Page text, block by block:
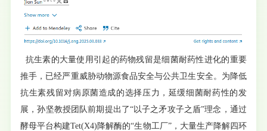
抗生素的大量使用引起的药物残留是细菌耐药性进化的重要
推手，已经严重威胁动物源食品安全与公共卫生安全。为降低
抗生素残留对病原菌造成的选择压力，延缓细菌耐药性的发
展，孙坚教授团队前期提出了“以子之矛攻子之盾”理念，通过
酵母平台构建Tet(X4)降解酶的“生物工厂”，大量生产降解四环